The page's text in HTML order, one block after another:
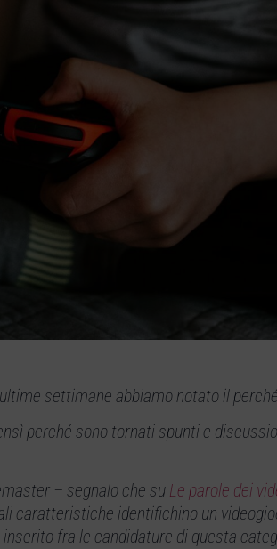
settimane abbiamo notato il perché.
perché sono tornati spunti e
– segnalo che su Le parole dei
caratteristiche identifichino un
fra le candidature di questa